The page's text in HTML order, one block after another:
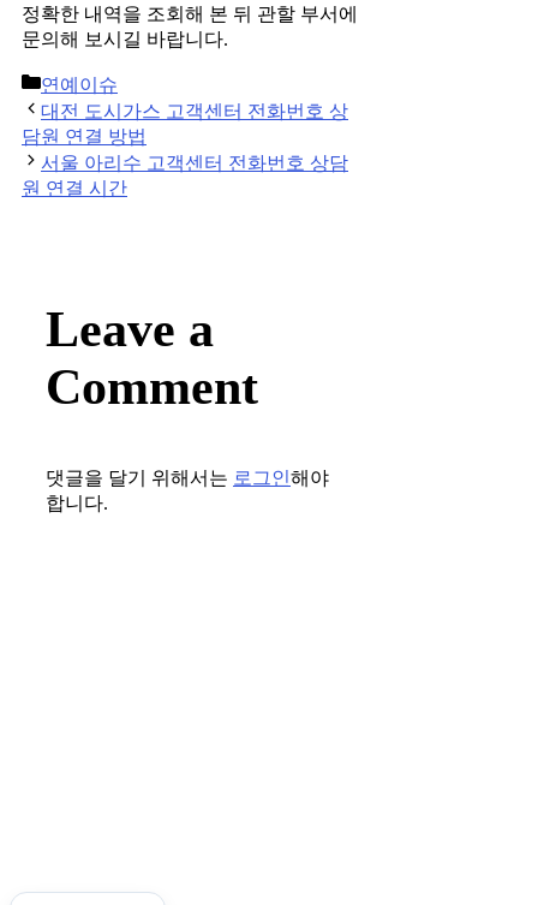
정확한 내역을 조회해 본 뒤 관할 부서에
문의해 보시길 바랍니다.
Categories
연예이슈
Post
navigation
대전 도시가스 고객센터 전화번호 상
담원 연결 방법
서울 아리수 고객센터 전화번호 상담
원 연결 시간
Leave a
Comment
댓글을 달기 위해서는 로그인해야
합니다.